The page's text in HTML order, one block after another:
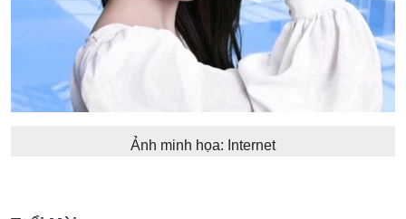
Ảnh minh họa: Internet